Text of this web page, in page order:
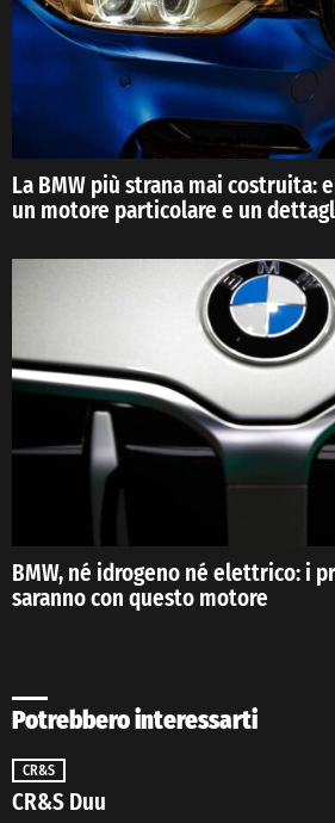
La BMW più strana mai costruita:
un motore particolare e un
BMW, né idrogeno né elettrico: i
saranno con questo motore
Potrebbero interessarti
CR&S
CR&S Duu